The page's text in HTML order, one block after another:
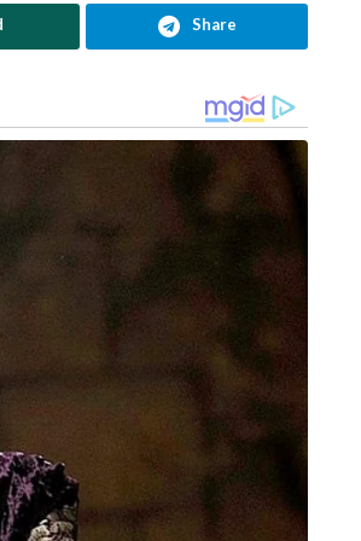
പ്രകാശ
നടന്നതായി മുന്‍
നിയന്ത്രണ രേഖയിലെ
വിവരം.
കാവൽ തുടരുകയാണ്
സി-130ജെ ഹെർക്കുലീസ്
പോന്നവയാണ്.
തുടരുന്നത് എന്നതാണ് വിവരം.
Share